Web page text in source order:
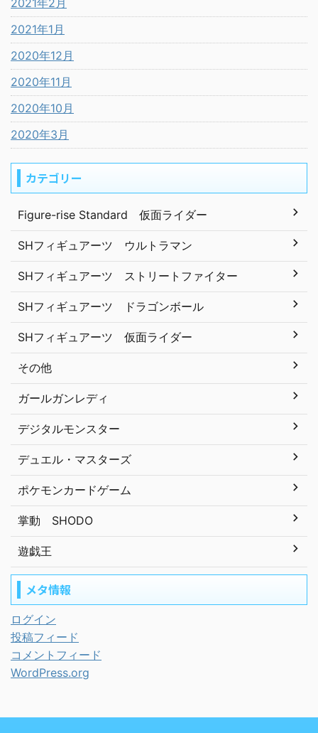
2021年2月
2021年1月
2020年12月
2020年11月
2020年10月
2020年3月
カテゴリー
Figure-rise Standard 仮面ライダー
SHフィギュアーツ ウルトラマン
SHフィギュアーツ ストリートファイター
SHフィギュアーツ ドラゴンボール
SHフィギュアーツ 仮面ライダー
その他
ガールガンレディ
デジタルモンスター
デュエル・マスターズ
ポケモンカードゲーム
掌動 SHODO
遊戯王
メタ情報
ログイン
投稿フィード
コメントフィード
WordPress.org